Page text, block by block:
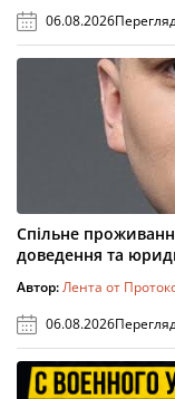
06.08.2026
Спільне
доведення та
Автор:Лента от
06.08.2026